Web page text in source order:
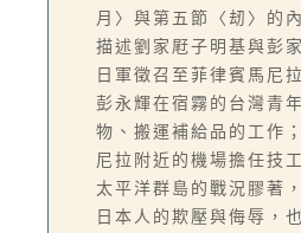
月〉與第五節〈刼〉的
描述劉家屘子明基與彭
日軍徵召至菲律賓馬尼
彭永輝在宿霧的台灣青
物、搬運補給品的工作
尼拉附近的機場擔任技
太平洋群島的戰況膠著
日本人的欺壓與侮辱，